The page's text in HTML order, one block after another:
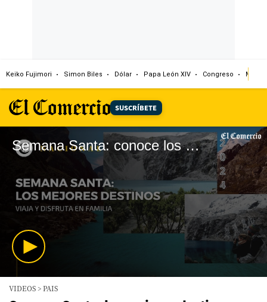
Keiko Fujimori Simon Biles Dólar Papa León XIV Congreso
SUSCRÍBETE
Semana Santa: conoce los mejores destinos y viajar en familia
seconds
VIDEOS >PAIS